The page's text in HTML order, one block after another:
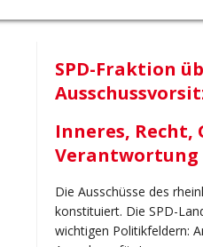
SPD-Fraktion
Inneres, Recht,
Die Ausschüsse des
konstituiert. Die SPD-
wichtigen Politikfeldern: